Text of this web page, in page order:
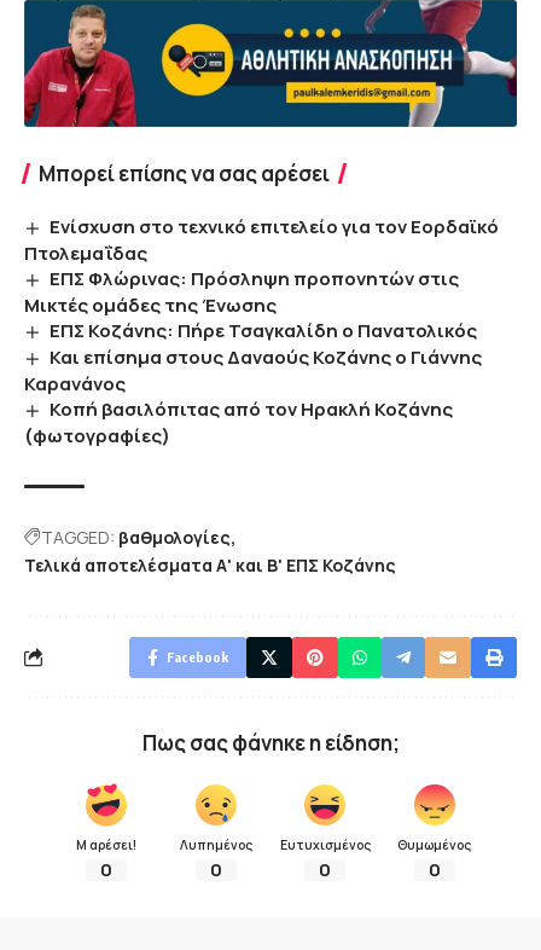
Μπορεί επίσης να σας αρέσει
Ενίσχυση στο τεχνικό επιτελείο για τον Εορδαϊκό
Πτολεμαΐδας
ΕΠΣ Φλώρινας: Πρόσληψη προπονητών στις
Μικτές ομάδες της Ένωσης
ΕΠΣ Κοζάνης: Πήρε Τσαγκαλίδη ο Πανατολικός
Και επίσημα στους Δαναούς Κοζάνης ο Γιάννης
Καρανάνος
Κοπή βασιλόπιτας από τον Ηρακλή Κοζάνης
(φωτογραφίες)
TAGGED: βαθμολογίες
Τελικά αποτελέσματα Α' και Β' ΕΠΣ Κοζάνης
Facebook
Πως σας φάνηκε η είδηση;
Μ αρέσει!
0
Λυπημένος
0
Ευτυχισμένος
0
Θυμωμένος
0